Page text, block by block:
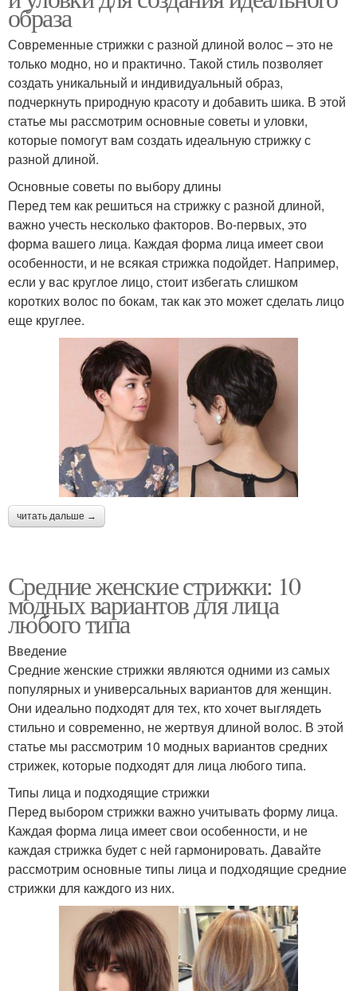
образа
Современные стрижки с разной длиной волос – это не
только модно, но и практично. Такой стиль позволяет
создать уникальный и индивидуальный образ,
подчеркнуть природную красоту и добавить шика. В этой
статье мы рассмотрим основные советы и уловки,
которые помогут вам создать идеальную стрижку с
разной длиной.
Основные советы по выбору длины
Перед тем как решиться на стрижку с разной длиной,
важно учесть несколько факторов. Во-первых, это
форма вашего лица. Каждая форма лица имеет свои
особенности, и не всякая стрижка подойдет. Например,
если у вас круглое лицо, стоит избегать слишком
коротких волос по бокам, так как это может сделать лицо
еще круглее.
читать дальше →
Средние женские стрижки: 10
модных вариантов для лица
любого типа
Введение
Средние женские стрижки являются одними из самых
популярных и универсальных вариантов для женщин.
Они идеально подходят для тех, кто хочет выглядеть
стильно и современно, не жертвуя длиной волос. В этой
статье мы рассмотрим 10 модных вариантов средних
стрижек, которые подходят для лица любого типа.
Типы лица и подходящие стрижки
Перед выбором стрижки важно учитывать форму лица.
Каждая форма лица имеет свои особенности, и не
каждая стрижка будет с ней гармонировать. Давайте
рассмотрим основные типы лица и подходящие средние
стрижки для каждого из них.